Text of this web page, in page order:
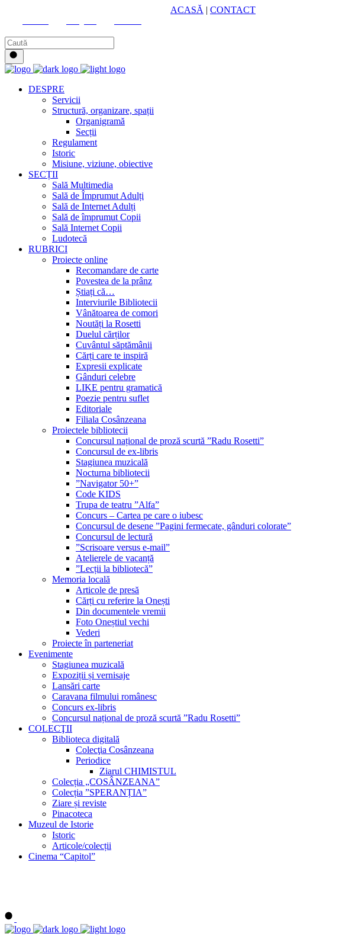
ACASĂ | CONTACT
DESPRE
Servicii
Structură, organizare, spații
Organigramă
Secții
Regulament
Istoric
Misiune, viziune, obiective
SECȚII
Sală Multimedia
Sală de Împrumut Adulți
Sală de Internet Adulți
Sală de împrumut Copii
Sală Internet Copii
Ludotecă
RUBRICI
Proiecte online
Recomandare de carte
Povestea de la prânz
Știați că…
Interviurile Bibliotecii
Vânătoarea de comori
Noutăți la Rosetti
Duelul cărților
Cuvântul săptămânii
Cărți care te inspiră
Expresii explicate
Gânduri celebre
LIKE pentru gramatică
Poezie pentru suflet
Editoriale
Filiala Cosânzeana
Proiectele bibliotecii
Concursul național de proză scurtă ”Radu Rosetti”
Concursul de ex-libris
Stagiunea muzicală
Nocturna bibliotecii
”Navigator 50+”
Code KIDS
Trupa de teatru ”Alfa”
Concurs – Cartea pe care o iubesc
Concursul de desene ”Pagini fermecate, gânduri colorate”
Concursul de lectură
”Scrisoare versus e-mail”
Atelierele de vacanță
”Lecții la bibliotecă”
Memoria locală
Articole de presă
Cărți cu referire la Onești
Din documentele vremii
Foto Oneștiul vechi
Vederi
Proiecte în parteneriat
Evenimente
Stagiunea muzicală
Expoziții și vernisaje
Lansări carte
Caravana filmului românesc
Concurs ex-libris
Concursul național de proză scurtă ”Radu Rosetti”
COLECŢII
Biblioteca digitală
Colecţia Cosânzeana
Periodice
Ziarul CHIMISTUL
Colecția „COSÂNZEANA”
Colecția ”SPERANȚIA”
Ziare și reviste
Pinacoteca
Muzeul de Istorie
Istoric
Articole/colecții
Cinema “Capitol”